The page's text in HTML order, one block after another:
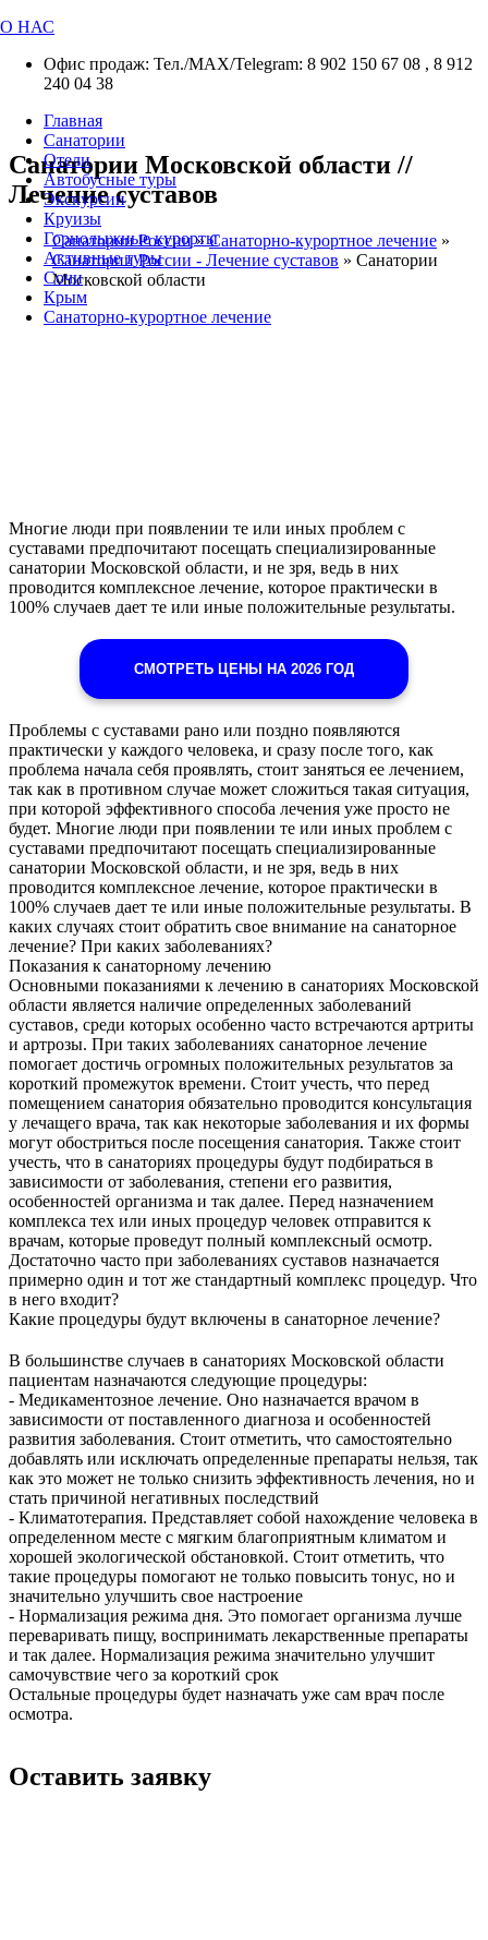
О НАС
Офис продаж: Тел./МАХ/Telegram: 8 902 150 67 08 , 8 912
240 04 38
Главная
Санатории
Отели
Автобусные туры
Экскурсии
Круизы
Горнолыжные курорты
Активные туры
Сочи
Крым
Санаторно-курортное лечение
Санатории Московской области //
Лечение суставов
Санатории России»Санаторно-курортное лечение »
Санатории России - Лечение суставов » Санатории
Московской области
Многие люди при появлении те или иных проблем с
суставами предпочитают посещать специализированные
санатории Московской области, и не зря, ведь в них
проводится комплексное лечение, которое практически в
100% случаев дает те или иные положительные результаты.
СМОТРЕТЬ ЦЕНЫ НА 2026 ГОД
Проблемы с суставами рано или поздно появляются
практически у каждого человека, и сразу после того, как
проблема начала себя проявлять, стоит заняться ее лечением,
так как в противном случае может сложиться такая ситуация,
при которой эффективного способа лечения уже просто не
будет. Многие люди при появлении те или иных проблем с
суставами предпочитают посещать специализированные
санатории Московской области, и не зря, ведь в них
проводится комплексное лечение, которое практически в
100% случаев дает те или иные положительные результаты. В
каких случаях стоит обратить свое внимание на санаторное
лечение? При каких заболеваниях?
Показания к санаторному лечению
Основными показаниями к лечению в санаториях Московской
области является наличие определенных заболеваний
суставов, среди которых особенно часто встречаются артриты
и артрозы. При таких заболеваниях санаторное лечение
помогает достичь огромных положительных результатов за
короткий промежуток времени. Стоит учесть, что перед
помещением санатория обязательно проводится консультация
у лечащего врача, так как некоторые заболевания и их формы
могут обостриться после посещения санатория. Также стоит
учесть, что в санаториях процедуры будут подбираться в
зависимости от заболевания, степени его развития,
особенностей организма и так далее. Перед назначением
комплекса тех или иных процедур человек отправится к
врачам, которые проведут полный комплексный осмотр.
Достаточно часто при заболеваниях суставов назначается
примерно один и тот же стандартный комплекс процедур. Что
в него входит?
Какие процедуры будут включены в санаторное лечение?
В большинстве случаев в санаториях Московской области
пациентам назначаются следующие процедуры:
- Медикаментозное лечение. Оно назначается врачом в
зависимости от поставленного диагноза и особенностей
развития заболевания. Стоит отметить, что самостоятельно
добавлять или исключать определенные препараты нельзя, так
как это может не только снизить эффективность лечения, но и
стать причиной негативных последствий
- Климатотерапия. Представляет собой нахождение человека в
определенном месте с мягким благоприятным климатом и
хорошей экологической обстановкой. Стоит отметить, что
такие процедуры помогают не только повысить тонус, но и
значительно улучшить свое настроение
- Нормализация режима дня. Это помогает организма лучше
переваривать пищу, воспринимать лекарственные препараты
и так далее. Нормализация режима значительно улучшит
самочувствие чего за короткий срок
Остальные процедуры будет назначать уже сам врач после
осмотра.
Оставить заявку